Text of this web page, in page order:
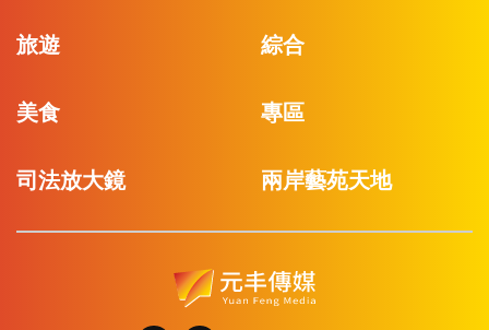
旅遊 綜合
美食 專區
司法放大鏡 兩岸藝苑天地